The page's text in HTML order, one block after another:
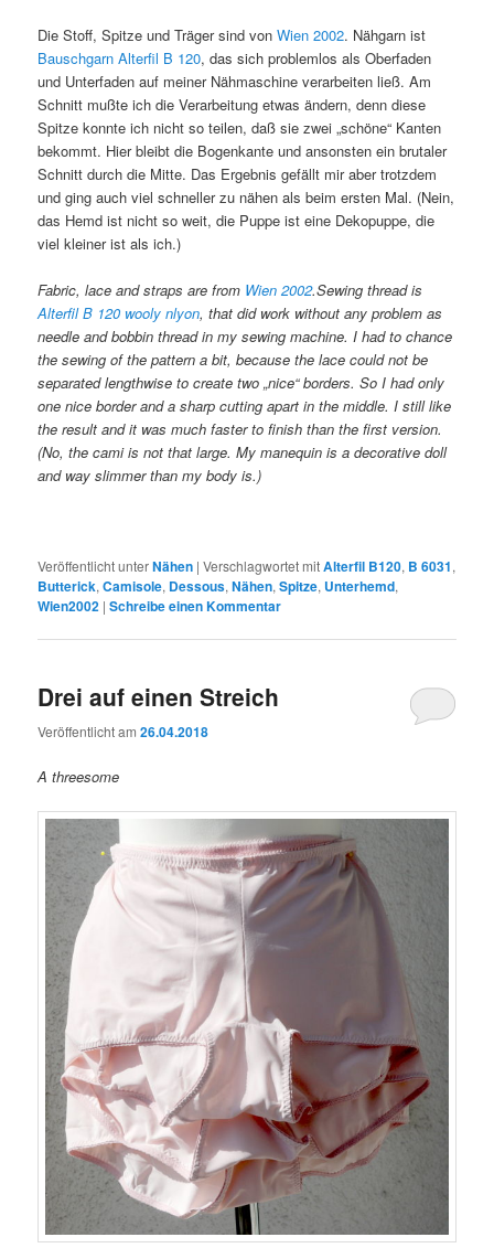
Die Stoff, Spitze und Träger sind vonWien 2002. Nähgarn ist
Bauschgarn Alterfil B 120, das sich problemlos als Oberfaden
und Unterfaden auf meiner Nähmaschine verarbeiten ließ. Am
Schnitt mußte ich die Verarbeitung etwas ändern, denn diese
Spitze konnte ich nicht so teilen, daß sie zwei „schöne“ Kanten
bekommt. Hier bleibt die Bogenkante und ansonsten ein brutaler
Schnitt durch die Mitte. Das Ergebnis gefällt mir aber trotzdem
und ging auch viel schneller zu nähen als beim ersten Mal. (Nein,
das Hemd ist nicht so weit, die Puppe ist eine Dekopuppe, die
viel kleiner ist als ich.)
Fabric, lace and straps are from Wien 2002.Sewing thread is
Alterfil B 120 wooly nlyon, that did work without any problem as
needle and bobbin thread in my sewing machine. I had to chance
the sewing of the pattern a bit, because the lace could not be
separated lengthwise to create two „nice“ borders. So I had only
one nice border and a sharp cutting apart in the middle. I still like
the result and it was much faster to finish than the first version.
(No, the cami is not that large. My manequin is a decorative doll
and way slimmer than my body is.)
Veröffentlicht unterNähen |Verschlagwortet mitAlterfil B120, B 6031,
Butterick,Camisole, Dessous,Nähen,Spitze, Unterhemd,
Wien2002 |Schreibe einen Kommentar
Drei auf einen Streich
Veröffentlicht am26.04.2018
A threesome